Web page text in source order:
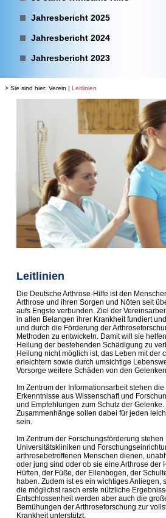
Jahresbericht 2025
Jahresbericht 2024
Jahresbericht 2023
> Sie sind hier: Verein | Leitlinien
Leitlinien
Die Deutsche Arthrose-Hilfe ist den
Arthrose und ihren Sorgen und Nöten seit
aufs Engste verbunden. Ziel der
in allen Belangen ihrer Krankheit fundiert
und durch die Förderung der
Methoden zu entwickeln. Damit will sie
Heilung der bestehenden Schädigung zu
Heilung nicht möglich ist, das Leben mit der
erleichtern sowie durch umsichtige
Vorsorge weitere Schäden von den
Im Zentrum der Informationsarbeit stehen
Erkenntnisse aus Wissenschaft und
und Empfehlungen zum Schutz der
Zusammenhänge sollen dabei für jeden
sein.
Im Zentrum der Forschungsförderung
Universitätskliniken und
arthrosebetroffenen Menschen dienen,
oder jung sind oder ob sie eine Arthrose der
Hüften, der Füße, der Ellenbogen, der
haben. Zudem ist es ein wichtiges Anliegen,
die möglichst rasch erste nützliche
Ent­schlossenheit werden aber auch die
Bemühungen der Arthroseforschung zur
Krankheit unterstützt.